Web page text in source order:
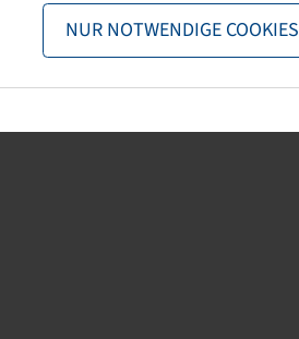
NUR NOTWENDIGE COOKIES